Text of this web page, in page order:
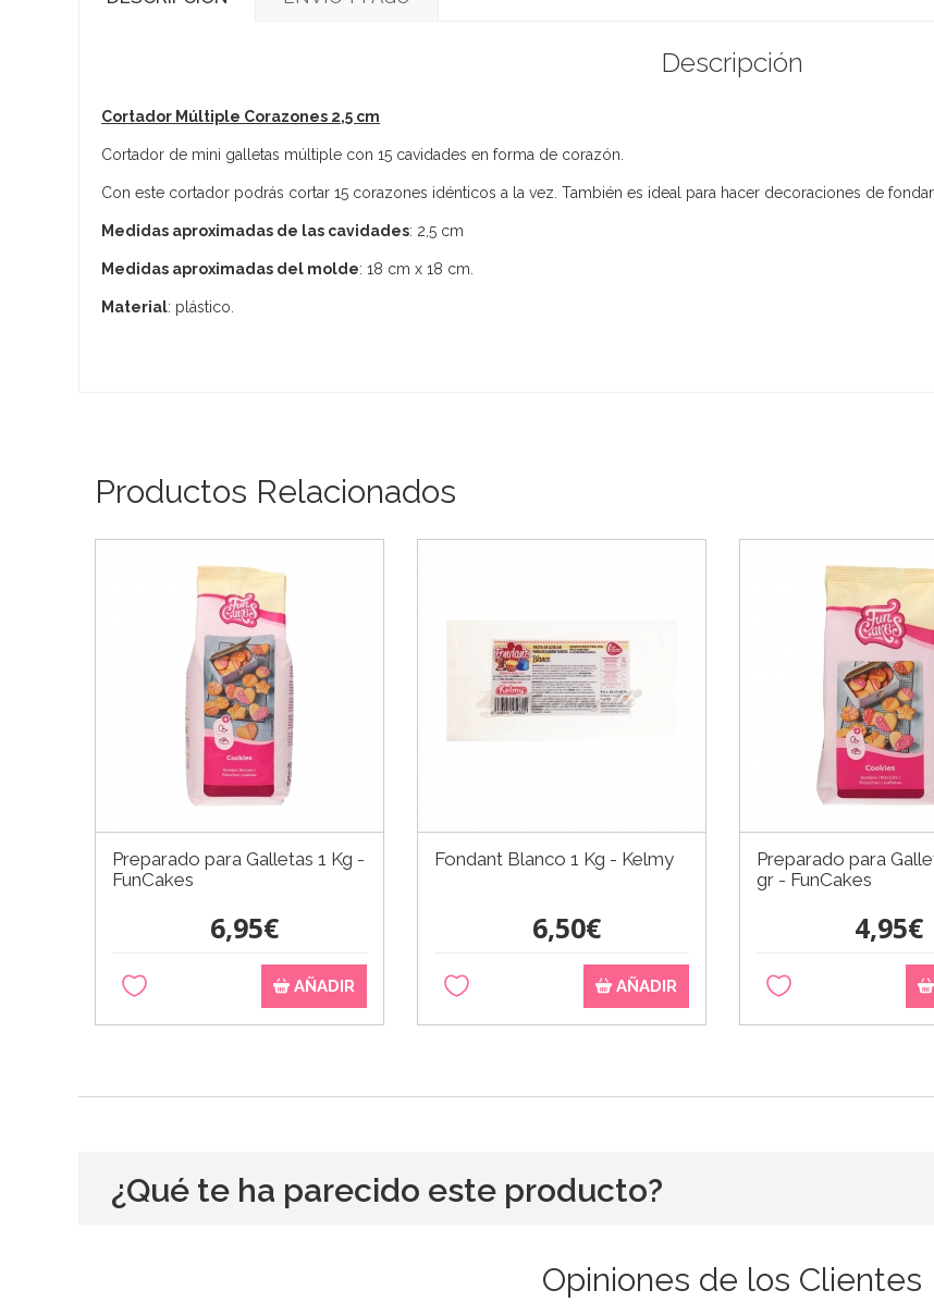
Descripción
Cortador Múltiple Corazones 2,5 cm
Cortador de mini galletas múltiple con 15 cavidades en forma de corazón.
Con este cortador podrás cortar 15 corazones idénticos a la vez. También es ideal para hacer decoraciones de
Medidas aproximadas de las cavidades: 2,5 cm
Medidas aproximadas del molde: 18 cm x 18 cm.
Material: plástico.
Productos Relacionados
Preparado para Galletas 1 Kg -
FunCakes
6,95€
AÑADIR
Fondant Blanco 1 Kg - Kelmy
6,50€
AÑADIR
Preparado para
gr - FunCakes
4,95€
¿Qué te ha parecido este producto?
Opiniones de los Clientes